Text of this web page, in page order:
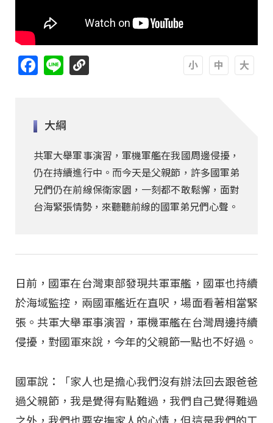
Facebook
Line
大綱
共軍大舉軍事演習，軍機軍艦在我國周邊侵擾，
仍在持續進行中。而今天是父親節，許多國軍弟
兄們仍在前線保衛家園，一刻都不敢鬆懈，面對
台海緊張情勢，來聽聽前線的國軍弟兄們心聲。
日前，國軍在台灣東部發現共軍軍艦，國軍也持續
於海域監控，兩國軍艦近在直呎，場面看著相當緊
張。共軍大舉軍事演習，軍機軍艦在台灣周邊持續
侵擾，對國軍來說，今年的父親節一點也不好過。
國軍說：「家人也是擔心我們沒有辦法回去跟爸爸
過父親節，我是覺得有點難過，我們自己覺得難過